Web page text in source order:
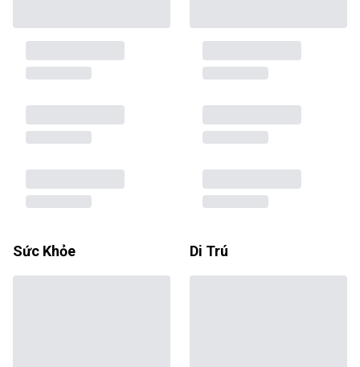
Sức Khỏe Di Trú